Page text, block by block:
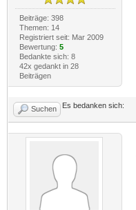
Beiträge: 398
Themen: 14
Registriert seit: Mar 2009
Bewertung: 5
Bedankte sich: 8
42x gedankt in 28
Beiträgen
Suchen Es bedanken sich: